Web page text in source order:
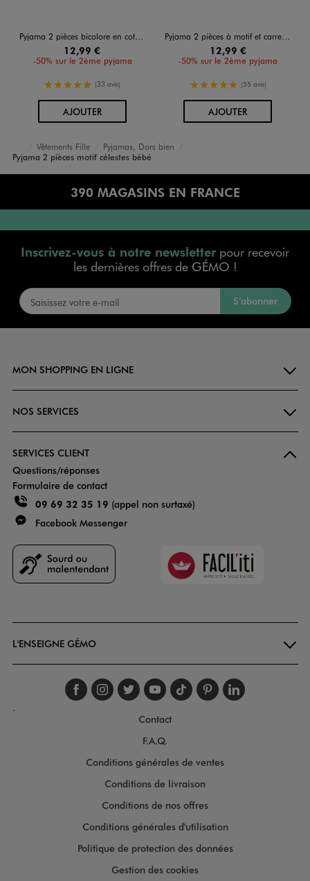
Pyjama 2 pièces bicolore en coton bébé fille
12,99 €
-50% sur le 2ème pyjama
5/5 de moyenne
(33 avis)
AJOUTERAU PANIER
Pyjama 2 pièces à motif et carreaux bébé
12,99 €
-50% sur le 2ème pyjama
5/5 de moyenne
(55 avis)
AJOUTERAU PANIER
Accueil
Bébé
Vêtements Fille
Pyjamas, Dors bien
Pyjama 2 pièces motif célestes bébé
390 MAGASINS EN FRANCE
Inscrivez-vous à notre newsletterpour recevoir
les dernières offres de GÉMO !
S’abonner
MON SHOPPING EN LIGNE
NOS SERVICES
SERVICES CLIENT
Questions/réponses
Formulaire de contact
09 69 32 35 19 (appel non surtaxé)
Facebook Messenger
Faciliti
L'ENSEIGNE GÉMO
Suivez-nous sur
Suivez-nous sur
Suivez-nous sur
Suivez-nous
Suivez-nous
Suivez-
.
Contact
F.A.Q.
Conditions générales de ventes
Conditions de livraison
Conditions de nos offres
Conditions générales d'utilisation
Politique de protection des données
Gestion des cookies